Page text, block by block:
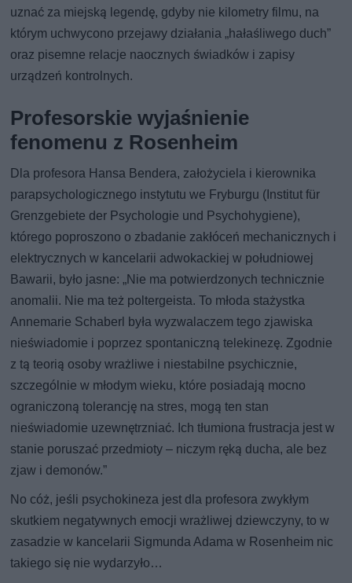
uznać za miejską legendę, gdyby nie kilometry filmu, na
którym uchwycono przejawy działania „hałaśliwego duch”
oraz pisemne relacje naocznych świadków i zapisy
urządzeń kontrolnych.
Profesorskie wyjaśnienie
fenomenu z Rosenheim
Dla profesora Hansa Bendera, założyciela i kierownika
parapsychologicznego instytutu we Fryburgu (Institut für
Grenzgebiete der Psychologie und Psychohygiene),
którego poproszono o zbadanie zakłóceń mechanicznych i
elektrycznych w kancelarii adwokackiej w południowej
Bawarii, było jasne: „Nie ma potwierdzonych technicznie
anomalii. Nie ma też poltergeista. To młoda stażystka
Annemarie Schaberl była wyzwalaczem tego zjawiska
nieświadomie i poprzez spontaniczną telekinezę. Zgodnie
z tą teorią osoby wrażliwe i niestabilne psychicznie,
szczególnie w młodym wieku, które posiadają mocno
ograniczoną tolerancję na stres, mogą ten stan
nieświadomie uzewnętrzniać. Ich tłumiona frustracja jest w
stanie poruszać przedmioty – niczym ręką ducha, ale bez
zjaw i demonów.”
No cóż, jeśli psychokineza jest dla profesora zwykłym
skutkiem negatywnych emocji wrażliwej dziewczyny, to w
zasadzie w kancelarii Sigmunda Adama w Rosenheim nic
takiego się nie wydarzyło…